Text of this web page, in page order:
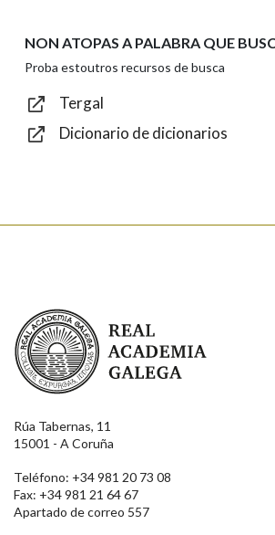
Texto de verificación
NON ATOPAS A PALABRA QUE
Proba estoutros recursos de busca
Tergal
Dicionario de dicionarios
Real Academia Galega
Rúa Tabernas, 11
15001 - A Coruña
Teléfono: +34 981 20 73 08
Fax: +34 981 21 64 67
Apartado de correo 557